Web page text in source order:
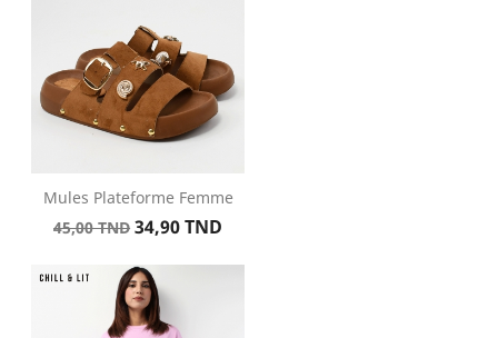
Mules Plateforme Femme
Prix
base
45,00 TND Prix
34,90 TND